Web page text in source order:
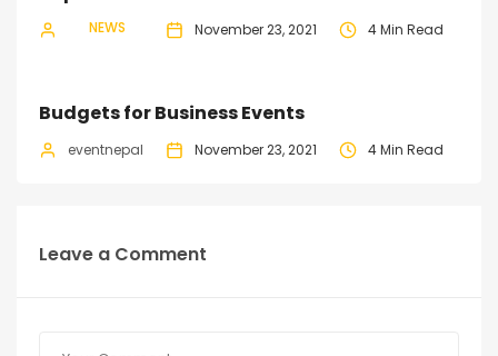
eventnepal November 23, 2021 4 Min Read
NEWS
Budgets for Business Events
eventnepal November 23, 2021 4 Min Read
Leave a Comment